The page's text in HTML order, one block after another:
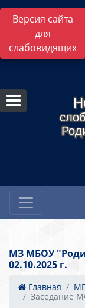
Версия сайта
для
слабовидящих
МЗ МБОУ
02.10.2025 г.
Главная
Заседание